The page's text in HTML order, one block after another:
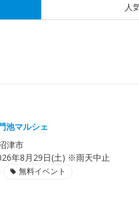
人
池マルシェ
津市
年8月29日(土) ※雨天中止
無料イベント